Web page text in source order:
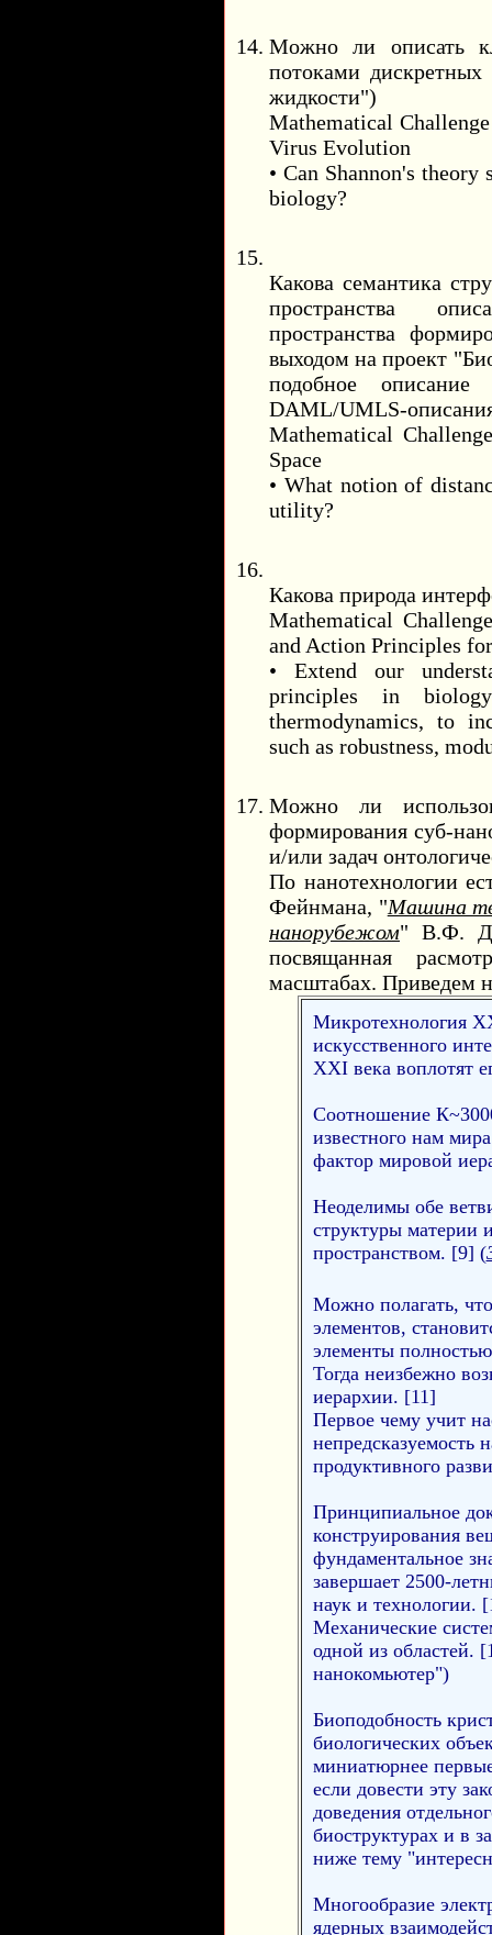
Можно ли описать
потоками
жидкости")
Mathematical
Virus Evolution
• Can Shannon's
biology?
Какова семантика
пространства
пространства
выходом на проект
подобное
DAML/UMLS-
Mathematical
Space
• What notion of
utility?
Какова природа
Mathematical
and Action Principles
• Extend our
principles in
thermodynamics, to
such as robustness,
Можно ли
формирования суб-
и/или задач
По нанотехнологии
Фейнмана, "Машина
нанорубежом" В.Ф.
посвящанная
масштабах. Приведем
Микротехнология
искусственного
XXI века воплотят
Соотношение
известного нам
фактор мировой
Неоделимы обе
структуры материи
пространством. [9] (
Можно полагать,
элементов,
элементы
Тогда неизбежно
иерархии. [11]
Первое чему учит
непредсказуемость
продуктивного
Принципиальное
конструирования
фундаментальное
завершает 2500-
наук и технологии.
Механические
одной из областей.
нанокомьютер")
Биоподобность
биологических
миниатюрнее
если довести эту
доведения
биоструктурах и в
ниже тему
Многообразие
ядерных